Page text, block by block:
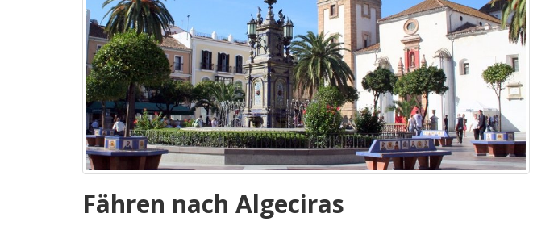
Fähren nach Algeciras